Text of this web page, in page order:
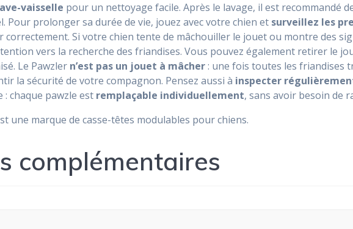
vaisselle pour un nettoyage facile. Après le lavage, il est recommandé
Pour prolonger sa durée de vie, jouez avec votre chien et surveillez les
correctement. Si votre chien tente de mâchouiller le jouet ou montre des
vers la recherche des friandises. Vous pouvez également retirer le
Le Pawzler n’est pas un jouet à mâcher: une fois toutes les friandises
la sécurité de votre compagnon. Pensez aussi à inspecter
chaque pawzle est remplaçable individuellement, sans avoir besoin de
une marque de casse-têtes modulables pour chiens.
complémentaires